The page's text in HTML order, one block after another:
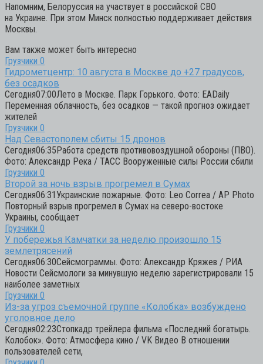
Напомним, Белоруссия на участвует в российской СВО
на Украине. При этом Минск полностью поддерживает действия
Москвы.
Вам также может быть интересно
Грузчики 0
Гидрометцентр: 10 августа в Москве до +27 градусов,
без осадков
Сегодня07:00Лето в Москве. Парк Горького. Фото: EADaily
Переменная облачность, без осадков — такой прогноз ожидает
жителей
Грузчики 0
Над Севастополем сбиты 15 дронов
Сегодня06:35Работа средств противовоздушной обороны (ПВО).
Фото: Александр Река / ТАСС Вооруженные силы России сбили
Грузчики 0
Второй за ночь взрыв прогремел в Сумах
Сегодня06:31Украинские пожарные. Фото: Leo Correa / AP Photo
Повторный взрыв прогремел в Сумах на северо-востоке
Украины, сообщает
Грузчики 0
У побережья Камчатки за неделю произошло 15
землетрясений
Сегодня06:30Сейсмограммы. Фото: Александр Кряжев / РИА
Новости Сейсмологи за минувшую неделю зарегистрировали 15
наиболее заметных
Грузчики 0
Из-за угроз съемочной группе «Колобка» возбуждено
уголовное дело
Сегодня02:23Стопкадр трейлера фильма «Последний богатырь.
Колобок». Фото: Атмосфера кино / VK Видео В отношении
пользователей сети,